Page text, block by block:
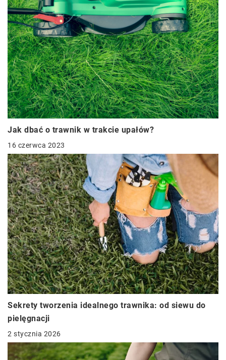
Jak dbać o trawnik w trakcie upałów?
16 czerwca 2023
Sekrety tworzenia idealnego trawnika: od siewu do
pielęgnacji
2 stycznia 2026